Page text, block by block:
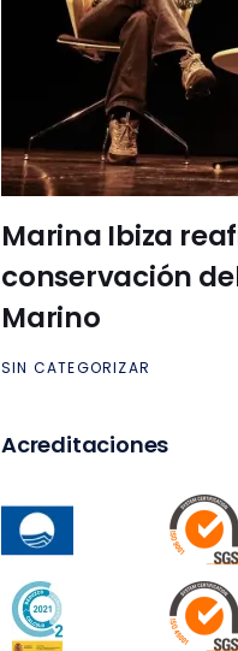
Marina Ibiza
conservación
Marino
SIN CATEGORIZAR
Acreditaciones